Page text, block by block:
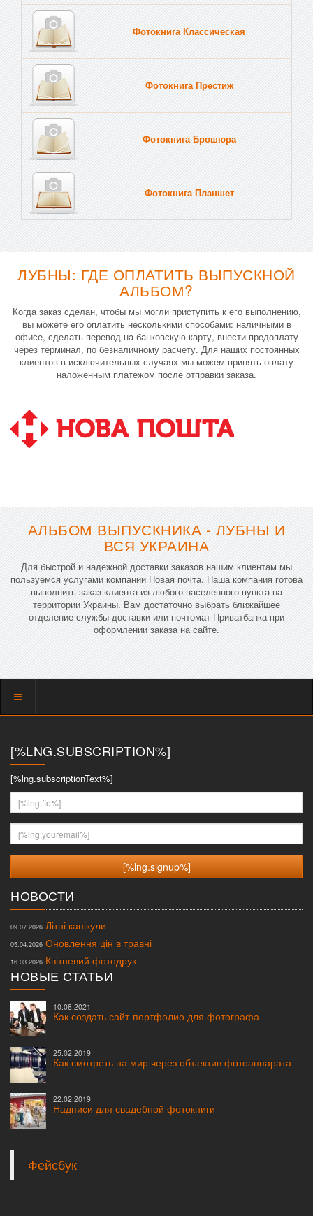
Фотокнига Классическая
Фотокнига Престиж
Фотокнига Брошюра
Фотокнига Планшет
ЛУБНЫ: ГДЕ ОПЛАТИТЬ ВЫПУСКНОЙ
АЛЬБОМ?
Когда заказ сделан, чтобы мы могли приступить к его выполнению,
вы можете его оплатить несколькими способами: наличными в
офисе, сделать перевод на банковскую карту, внести предоплату
через терминал, по безналичному расчету. Для наших постоянных
клиентов в исключительных случаях мы можем принять оплату
наложенным платежом после отправки заказа.
АЛЬБОМ ВЫПУСКНИКА - ЛУБНЫ И
ВСЯ УКРАИНА
Для быстрой и надежной доставки заказов нашим клиентам мы
пользуемся услугами компании Новая почта. Наша компания готова
выполнить заказ клиента из любого населенного пункта на
территории Украины. Вам достаточно выбрать ближайшее
отделение службы доставки или почтомат Приватбанка при
оформлении заказа на сайте.
Показать
[%LNG.SUBSCRIPTION%]
[%lng.subscriptionText%]
[%lng.fio%]
[%lng.youremail%]
НОВОСТИ
09.07.2026 Літні канікули
05.04.2026 Оновлення цін в травні
16.03.2026 Квітневий фотодрук
НОВЫЕ СТАТЬИ
10.08.2021
Как создать сайт-портфолио для фотографа
25.02.2019
Как смотреть на мир через объектив фотоаппарата
22.02.2019
Надписи для свадебной фотокниги